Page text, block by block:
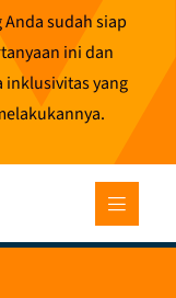
sudah siap
ini dan
inklusivitas yang